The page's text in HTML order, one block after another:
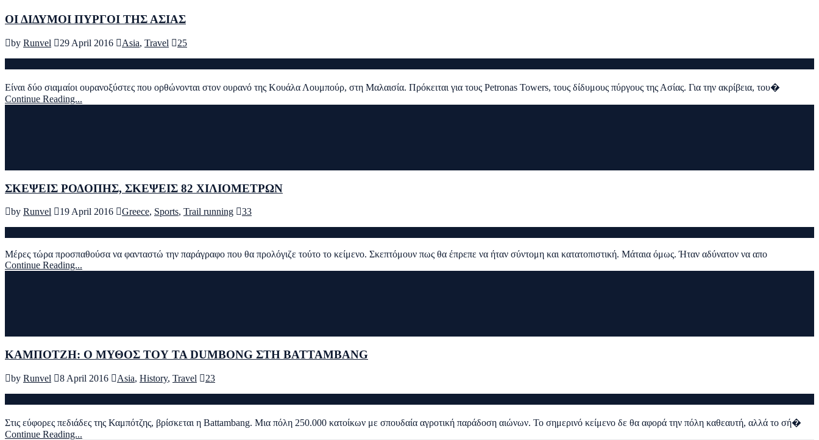
ΟΙ ΔΙΔΥΜΟΙ ΠΥΡΓΟΙ ΤΗΣ ΑΣΙΑΣ
by Runvel 29 April 2016 Asia, Travel 25
Είναι δύο σιαμαίοι ουρανοξύστες που ορθώνονται στον ουρανό της Κουάλα Λουμπούρ, στη Μαλαισία. Πρόκειται για τους Petronas Towers, τους δίδυμους πύργους της Ασίας. Για την ακρίβεια, του�
Continue Reading...
ΣΚΕΨΕΙΣ ΡΟΔΟΠΗΣ, ΣΚΕΨΕΙΣ 82 ΧΙΛΙΟΜΕΤΡΩΝ
by Runvel 19 April 2016 Greece, Sports, Trail running 33
Μέρες τώρα προσπαθούσα να φανταστώ την παράγραφο που θα προλόγιζε τούτο το κείμενο. Σκεπτόμουν πως θα έπρεπε να ήταν σύντομη και κατατοπιστική. Μάταια όμως. Ήταν αδύνατον να απο
Continue Reading...
KΑΜΠΟΤΖΗ: Ο ΜΥΘΟΣ ΤΟΥ TA DUMBONG ΣΤΗ BATTAMBANG
by Runvel 8 April 2016 Asia, History, Travel 23
Στις εύφορες πεδιάδες της Καμπότζης, βρίσκεται η Battambang. Μια πόλη 250.000 κατοίκων με σπουδαία αγροτική παράδοση αιώνων. Το σημερινό κείμενο δε θα αφορά την πόλη καθεαυτή, αλλά το σή�
Continue Reading...